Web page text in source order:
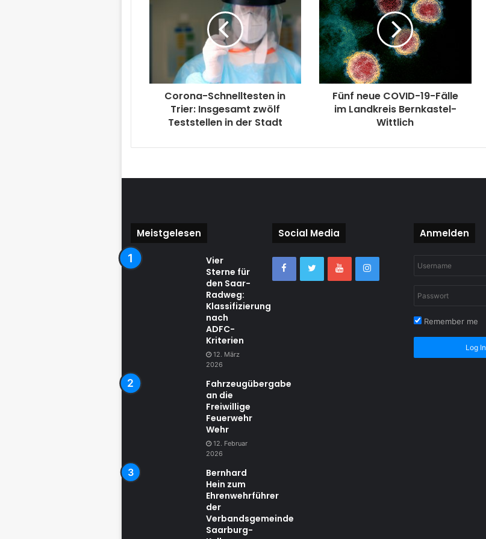
Corona-Schnelltesten in
Trier: Insgesamt zwölf
Teststellen in der Stadt
Fünf neue COVID-19-Fälle
im Landkreis Bernkastel-
Wittlich
Meistgelesen
Vier
Sterne für
den Saar-
Radweg:
Klassifizierung
nach
ADFC-
Kriterien
12. März
2026
Fahrzeugübergabe
an die
Freiwillige
Feuerwehr
Wehr
12. Februar
2026
Bernhard
Hein zum
Ehrenwehrführer
der
Verbandsgemeinde
Saarburg-
Social Media Anmelden
Remember me
Log In